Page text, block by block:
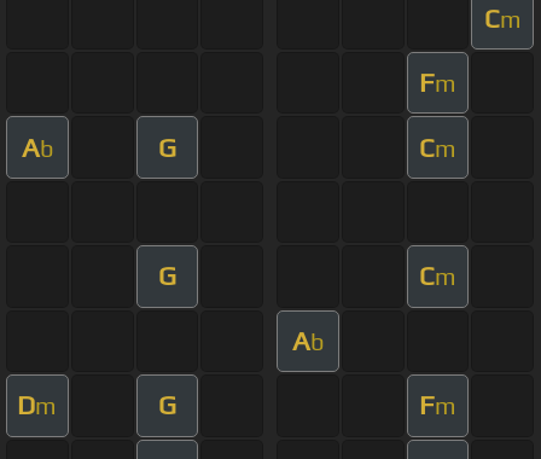
Cm
Fm
Ab G Cm
G Cm
Ab
Dm G Fm